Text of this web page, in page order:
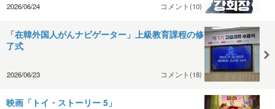
2026/06/24 コメント(10)
「在韓外国人がんナビゲーター」上級教育課程の修
了式
2026/06/23 コメント(18)
映画「トイ・ストーリー 5」